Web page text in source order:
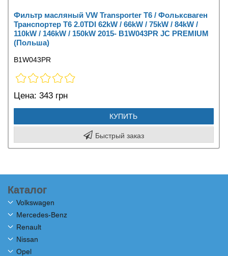
Фильтр масляный VW Transporter T6 / Фольксваген
Транспортер Т6 2.0TDI 62kW / 66kW / 75kW / 84kW /
110kW / 146kW / 150kW 2015- B1W043PR JC PREMIUM
(Польша)
B1W043PR
Цена: 343 грн
КУПИТЬ
Быстрый заказ
Каталог
Volkswagen
Mercedes-Benz
Renault
Nissan
Opel